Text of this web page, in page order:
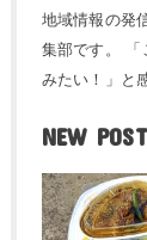
地域情報の発
集部です。 「
みたい！」と
NEW POST